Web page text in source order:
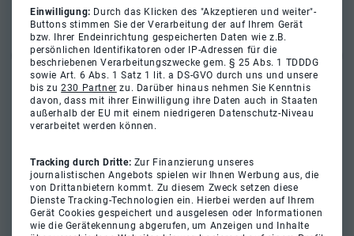
Einwilligung: Durch das Klicken des "Akzeptieren und weiter"-
Buttons stimmen Sie der Verarbeitung der auf Ihrem Gerät
bzw. Ihrer Endeinrichtung gespeicherten Daten wie z.B.
persönlichen Identifikatoren oder IP-Adressen für die
beschriebenen Verarbeitungszwecke gem. § 25 Abs. 1 TDDDG
sowie Art. 6 Abs. 1 Satz 1 lit. a DS-GVO durch uns und unsere
bis zu230 Partner zu. Darüber hinaus nehmen Sie Kenntnis
davon, dass mit ihrer Einwilligung ihre Daten auch in Staaten
außerhalb der EU mit einem niedrigeren Datenschutz-Niveau
verarbeitet werden können.
Tracking durch Dritte: Zur Finanzierung unseres
journalistischen Angebots spielen wir Ihnen Werbung aus, die
von Drittanbietern kommt. Zu diesem Zweck setzen diese
Dienste Tracking-Technologien ein. Hierbei werden auf Ihrem
Gerät Cookies gespeichert und ausgelesen oder Informationen
wie die Gerätekennung abgerufen, um Anzeigen und Inhalte